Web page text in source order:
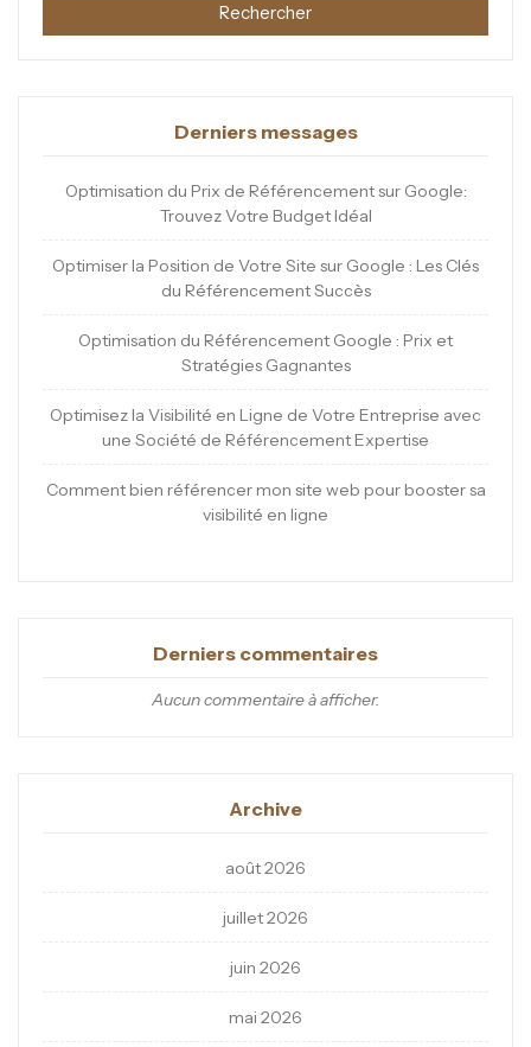
Rechercher
Derniers messages
Optimisation du Prix de Référencement sur Google:
Trouvez Votre Budget Idéal
Optimiser la Position de Votre Site sur Google : Les Clés
du Référencement Succès
Optimisation du Référencement Google : Prix et
Stratégies Gagnantes
Optimisez la Visibilité en Ligne de Votre Entreprise avec
une Société de Référencement Expertise
Comment bien référencer mon site web pour booster sa
visibilité en ligne
Derniers commentaires
Aucun commentaire à afficher.
Archive
août 2026
juillet 2026
juin 2026
mai 2026